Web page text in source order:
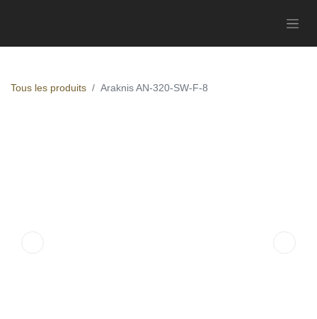
Tous les produits Araknis AN-320-SW-F-8